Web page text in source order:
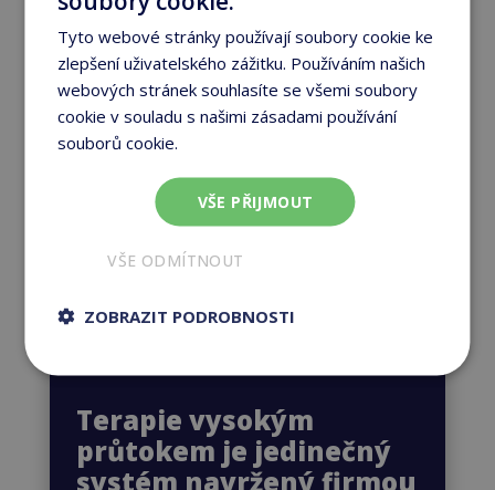
Vířivky značky Marquis mají pověst
jako bezstarostné. Jejich údržbou
strávíte podstatně méně času než u
konkurenčních modelů. A tento
ušetřený čas...
Terapie vysokým
průtokem je jedinečný
systém navržený firmou
Tyto webové stránky používají soubory cookie ke
zlepšení uživatelského zážitku. Používáním našich
webových stránek souhlasíte se všemi soubory
cookie v souladu s našimi zásadami používání
souborů cookie.
VŠE PŘIJMOUT
VŠE ODMÍTNOUT
ZOBRAZIT PODROBNOSTI